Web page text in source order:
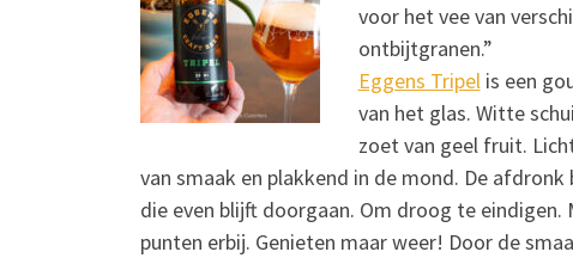
voor het vee van
ontbijtgranen.”
Eggens Tripelis een
van het glas. Witte
zoet van geel fruit.
van smaak en plakkend in de mond. De
die even blijft doorgaan. Om droog te eindigen.
punten erbij. Genieten maar weer! Door de